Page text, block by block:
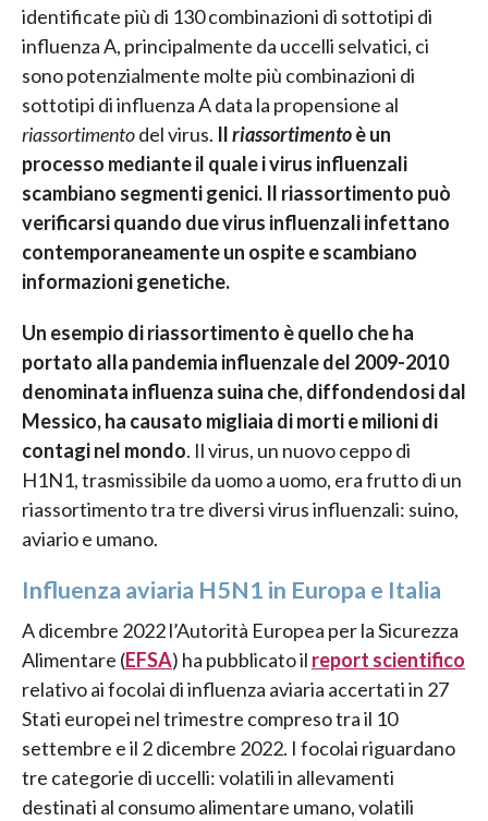
identificate più di 130 combinazioni di sottotipi di
influenza A, principalmente da uccelli selvatici, ci
sono potenzialmente molte più combinazioni di
sottotipi di influenza A data la propensione al
riassortimentodel virus. Ilriassortimentoè un
processo mediante il quale i virus influenzali
scambiano segmenti genici. Il riassortimento può
verificarsi quando due virus influenzali infettano
contemporaneamente un ospite e scambiano
informazioni genetiche.
Un esempio di riassortimento è quello che ha
portato alla pandemia influenzale del 2009-2010
denominata influenza suina che, diffondendosi dal
Messico, ha causato migliaia di morti e milioni di
contagi nel mondo. Il virus, un nuovo ceppo di
H1N1, trasmissibile da uomo a uomo, era frutto di un
riassortimento tra tre diversi virus influenzali: suino,
aviario e umano.
Influenza aviaria H5N1 in Europa e Italia
A dicembre 2022 l’Autorità Europea per la Sicurezza
Alimentare (EFSA) ha pubblicato il report scientifico
relativo ai focolai di influenza aviaria accertati in 27
Stati europei nel trimestre compreso tra il 10
settembre e il 2 dicembre 2022. I focolai riguardano
tre categorie di uccelli: volatili in allevamenti
destinati al consumo alimentare umano, volatili